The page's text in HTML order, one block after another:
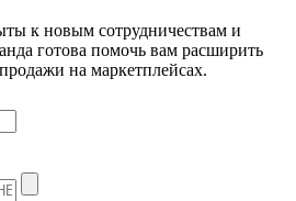
к новым сотрудничествам и
готова помочь вам расширить
на маркетплейсах.